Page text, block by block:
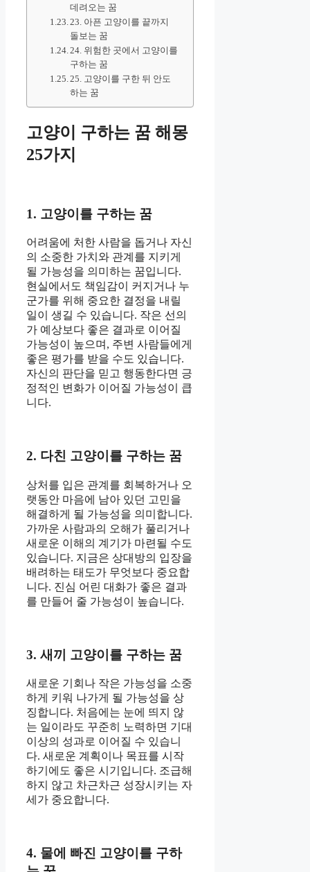
데려오는 꿈
23. 아픈 고양이를 끝까지
돌보는 꿈
24. 위험한 곳에서 고양이를
구하는 꿈
25. 고양이를 구한 뒤 안도
하는 꿈
고양이 구하는 꿈 해몽
25가지
1. 고양이를 구하는 꿈
어려움에 처한 사람을 돕거나 자신
의 소중한 가치와 관계를 지키게
될 가능성을 의미하는 꿈입니다.
현실에서도 책임감이 커지거나 누
군가를 위해 중요한 결정을 내릴
일이 생길 수 있습니다. 작은 선의
가 예상보다 좋은 결과로 이어질
가능성이 높으며, 주변 사람들에게
좋은 평가를 받을 수도 있습니다.
자신의 판단을 믿고 행동한다면 긍
정적인 변화가 이어질 가능성이 큽
니다.
2. 다친 고양이를 구하는 꿈
상처를 입은 관계를 회복하거나 오
랫동안 마음에 남아 있던 고민을
해결하게 될 가능성을 의미합니다.
가까운 사람과의 오해가 풀리거나
새로운 이해의 계기가 마련될 수도
있습니다. 지금은 상대방의 입장을
배려하는 태도가 무엇보다 중요합
니다. 진심 어린 대화가 좋은 결과
를 만들어 줄 가능성이 높습니다.
3. 새끼 고양이를 구하는 꿈
새로운 기회나 작은 가능성을 소중
하게 키워 나가게 될 가능성을 상
징합니다. 처음에는 눈에 띄지 않
는 일이라도 꾸준히 노력하면 기대
이상의 성과로 이어질 수 있습니
다. 새로운 계획이나 목표를 시작
하기에도 좋은 시기입니다. 조급해
하지 않고 차근차근 성장시키는 자
세가 중요합니다.
4. 물에 빠진 고양이를 구하